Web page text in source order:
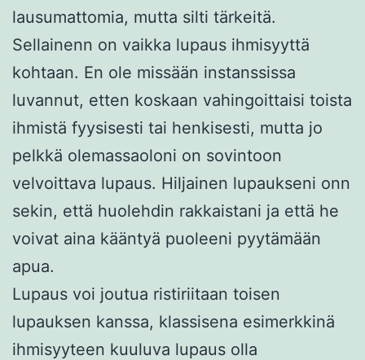
lausumattomia, mutta silti tärkeitä.
Sellainenn on vaikka lupaus ihmisyyttä
kohtaan. En ole missään instanssissa
luvannut, etten koskaan vahingoittaisi toista
ihmistä fyysisesti tai henkisesti, mutta jo
pelkkä olemassaoloni on sovintoon
velvoittava lupaus. Hiljainen lupaukseni onn
sekin, että huolehdin rakkaistani ja että he
voivat aina kääntyä puoleeni pyytämään
apua.
Lupaus voi joutua ristiriitaan toisen
lupauksen kanssa, klassisena esimerkkinä
ihmisyyteen kuuluva lupaus olla